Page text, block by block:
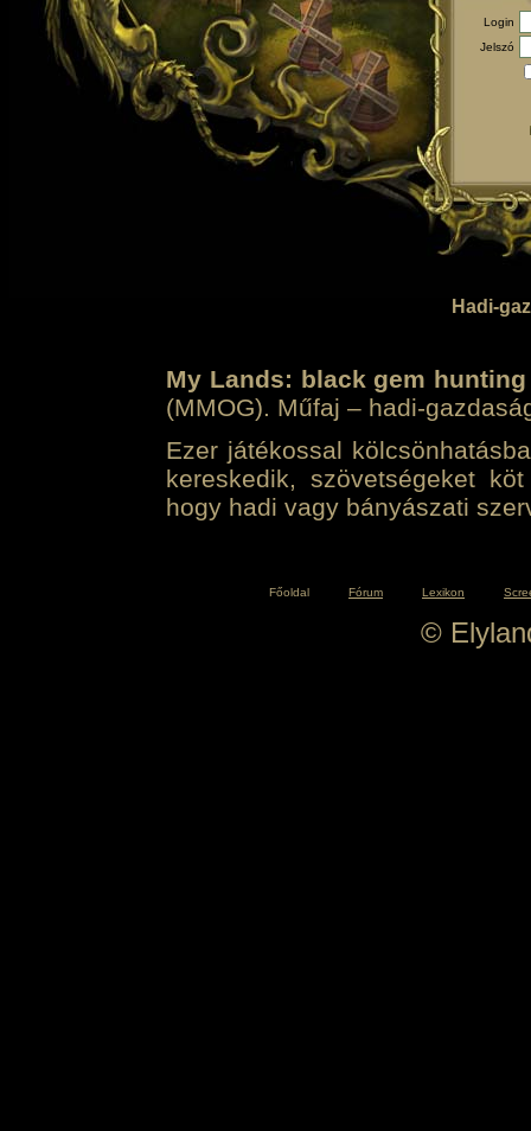
Login
Jelszó
Hadi-
My Lands: black gem hunting
(MMOG). Műfaj – hadi-
Ezer játékossal
kereskedik, szövetségeket
hogy hadi vagy bányászati
Főoldal Fórum Lexikon
©